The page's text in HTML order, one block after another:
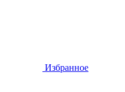
Избранное